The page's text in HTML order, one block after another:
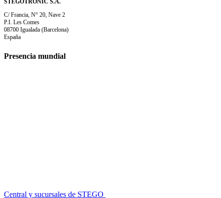
STEGOTRONIC S.A.
C/ Francia, N° 20, Nave 2
P.I. Les Comes
08700 Igualada (Barcelona)
España
Presencia mundial
Central y sucursales de STEGO